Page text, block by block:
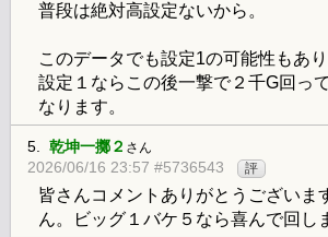
普段は絶対高設定ないから。
このデータでも設定1の可能性もあり
設定１ならこの後一撃で２千G回っ
なります。
5. 乾坤一擲２ さん
2026/06/16 23:57 #5736543 評
皆さんコメントありがとうございま
ん。ビッグ１バケ５なら喜んで回し